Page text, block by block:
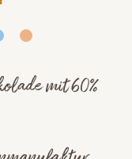
mit 60%